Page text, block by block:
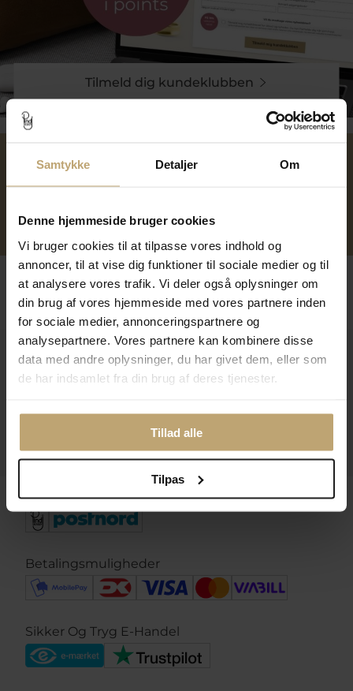
Samtykke Detaljer Om
Denne hjemmeside bruger cookies
Vi bruger cookies til at tilpasse vores indhold og
annoncer, til at vise dig funktioner til sociale medier og til
at analysere vores trafik. Vi deler også oplysninger om
din brug af vores hjemmeside med vores partnere inden
for sociale medier, annonceringspartnere og
analysepartnere. Vores partnere kan kombinere disse
data med andre oplysninger, du har givet dem, eller som
de har indsamlet fra din brug af deres tjenester.
Tillad alle
Tilpas
Tilmeld dig kundeklubben
Over 40 års erfaring
Personlig kundeservice
Reparation af smykker og
Følg os
Kontakt
Åbningstider I Butikken
Information
Praktiske Sider
Leveringsmuligheder
Betalingsmuligheder
Sikker Og Tryg E-Handel